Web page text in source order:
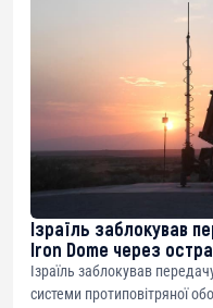
Ізраїль заблокував
Iron Dome через
Ізраїль заблокував
системи протиповітряної